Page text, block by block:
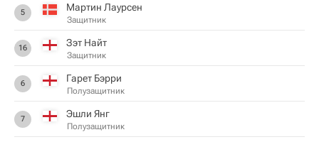
5 Мартин Лаурсен
Защитник
16 Зэт Найт
Защитник
6 Гарет Бэрри
Полузащитник
7 Эшли Янг
Полузащитник